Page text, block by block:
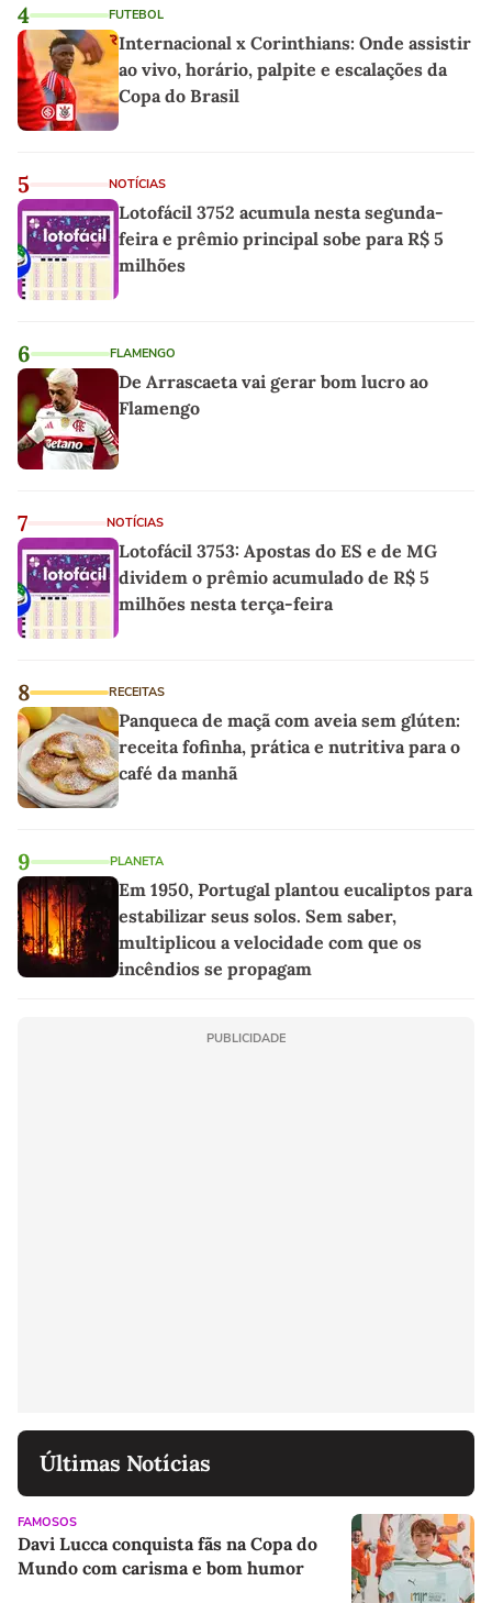
4 FUTEBOL
Internacional x Corinthians: Onde assistir
ao vivo, horário, palpite e escalações da
Copa do Brasil
5 NOTÍCIAS
Lotofácil 3752 acumula nesta segunda-
feira e prêmio principal sobe para R$ 5
milhões
6 FLAMENGO
De Arrascaeta vai gerar bom lucro ao
Flamengo
7 NOTÍCIAS
Lotofácil 3753: Apostas do ES e de MG
dividem o prêmio acumulado de R$ 5
milhões nesta terça-feira
8 RECEITAS
Panqueca de maçã com aveia sem glúten:
receita fofinha, prática e nutritiva para o
café da manhã
9 PLANETA
Em 1950, Portugal plantou eucaliptos para
estabilizar seus solos. Sem saber,
multiplicou a velocidade com que os
incêndios se propagam
PUBLICIDADE
Últimas Notícias
FAMOSOS
Davi Lucca conquista fãs na Copa do
Mundo com carisma e bom humor